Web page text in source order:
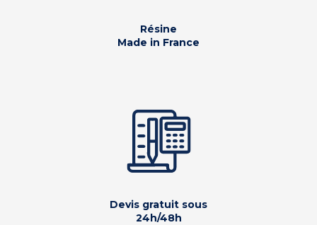
Résine
Made in France
Devis gratuit sous
24h/48h